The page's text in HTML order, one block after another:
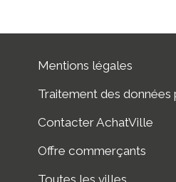
Mentions légales
Traitement des données
Contacter AchatVille
Offre commerçants
Toutes les villes